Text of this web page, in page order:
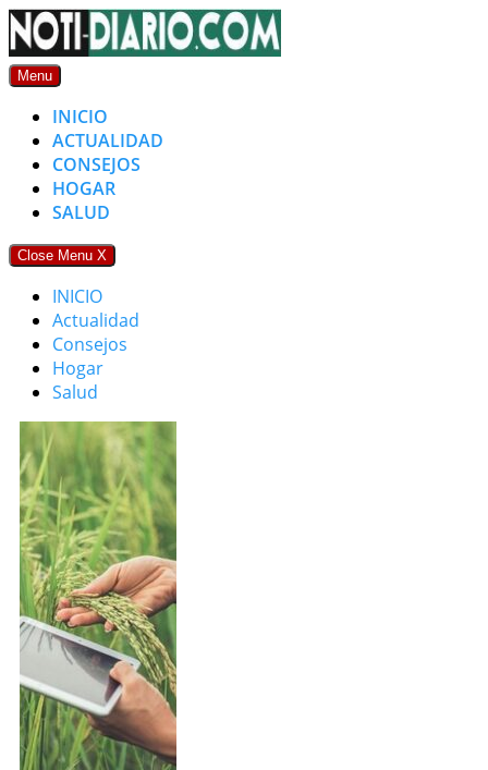
Skip
to
content
Menu
INICIO
ACTUALIDAD
CONSEJOS
HOGAR
SALUD
Close Menu X
INICIO
Actualidad
Consejos
Hogar
Salud